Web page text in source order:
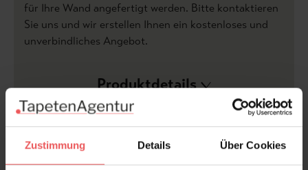
Zustimmung Details Über Cookies
für Ihre Wand angefertigt werden. Bitte kontaktieren
Sie uns und wir erstellen Ihnen ein kostenloses und
unverbindliches Angebot.
Produktdetails
Versand & Zahlung
Bewertungen